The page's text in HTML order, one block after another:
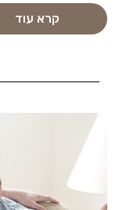
קרא עוד